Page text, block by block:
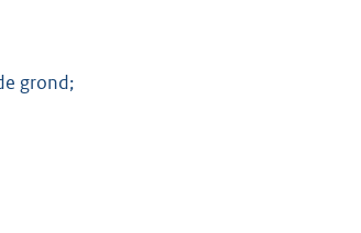
grond;